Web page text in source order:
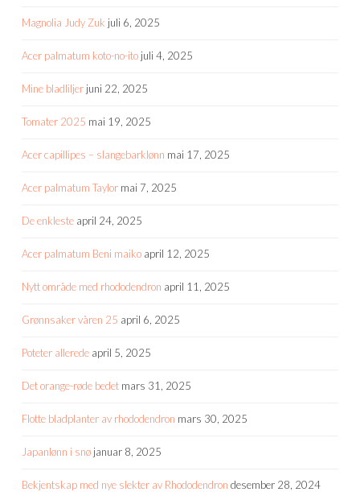
Magnolia Judy Zuk juli 6, 2025
Acer palmatum koto-no-ito juli 4, 2025
Mine bladliljer juni 22, 2025
Tomater 2025 mai 19, 2025
Acer capillipes – slangebarklønn mai 17, 2025
Acer palmatum Taylor mai 7, 2025
De enkleste april 24, 2025
Acer palmatum Beni maiko april 12, 2025
Nytt område med rhododendron april 11, 2025
Grønnsaker våren 25 april 6, 2025
Poteter allerede april 5, 2025
Det orange-røde bedet mars 31, 2025
Flotte bladplanter av rhododendron mars 30, 2025
Japanlønn i snø januar 8, 2025
Bekjentskap med nye slekter av Rhododendron desember 28, 2024